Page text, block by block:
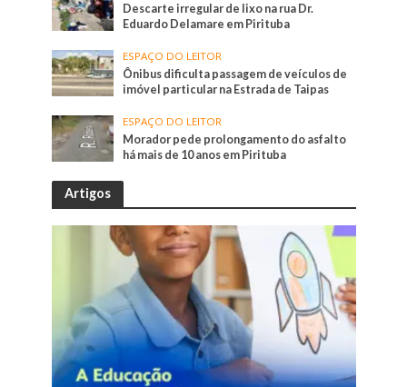
Descarte irregular de lixo na rua Dr.
Eduardo Delamare em Pirituba
ESPAÇO DO LEITOR
Ônibus dificulta passagem de veículos de
imóvel particular na Estrada de Taipas
ESPAÇO DO LEITOR
Morador pede prolongamento do asfalto
há mais de 10 anos em Pirituba
Artigos